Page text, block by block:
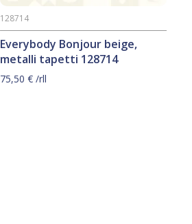
Everybody Bonjour beige,
metalli tapetti 128714
128714
75,50€ /rll